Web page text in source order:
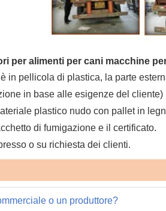
per alimenti per cani macchine
in pellicola di plastica, la parte
in base alle esigenze del cliente)
plastico nudo con pallet in
di fumigazione e il certificato.
o su richiesta dei clienti.
o un produttore?